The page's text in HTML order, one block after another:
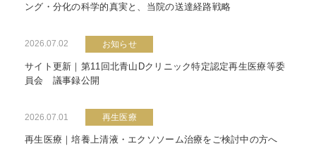
ング・分化の科学的真実と、当院の送達経路戦略
2026.07.02 お知らせ
サイト更新｜第11回北青山Dクリニック特定認定再生医療等委
員会 議事録公開
2026.07.01 再生医療
再生医療｜培養上清液・エクソソーム治療をご検討中の方へ